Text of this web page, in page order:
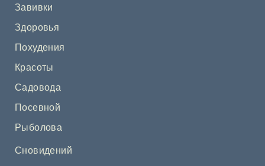
Завивки
Здоровья
Похудения
Красоты
Садовода
Посевной
Рыболова
Сновидений